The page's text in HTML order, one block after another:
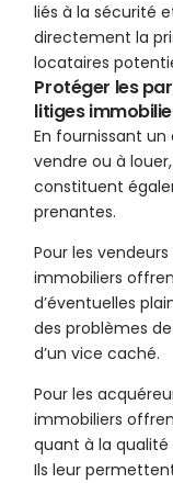
liés à la sécurité
directement la
locataires
Protéger les
litiges
En fournissant
vendre ou à
constituent
prenantes.
Pour les
immobiliers
d’éventuelles
des problèmes
d’un vice caché.
Pour les
immobiliers
quant à la qualité
Ils leur